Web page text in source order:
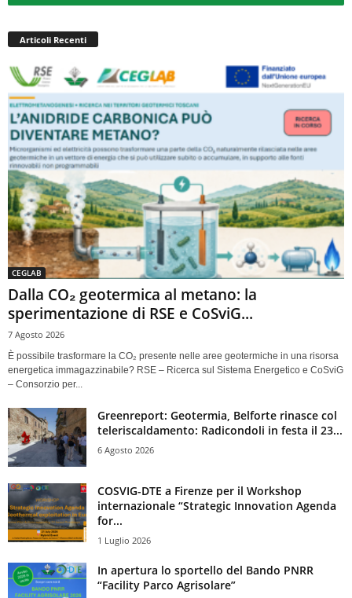
Articoli Recenti
CEGLAB
Dalla CO₂ geotermica al metano: la
sperimentazione di RSE e CoSviG...
7 Agosto 2026
È possibile trasformare la CO₂ presente nelle aree geotermiche in una risorsa
energetica immagazzinabile? RSE – Ricerca sul Sistema Energetico e CoSviG
– Consorzio per...
Greenreport: Geotermia, Belforte rinasce col
teleriscaldamento: Radicondoli in festa il 23...
6 Agosto 2026
COSVIG-DTE a Firenze per il Workshop
internazionale “Strategic Innovation Agenda
for...
1 Luglio 2026
In apertura lo sportello del Bando PNRR
“Facility Parco Agrisolare”